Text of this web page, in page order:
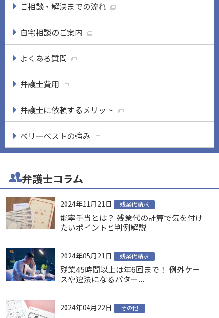
ご相談・解決までの流れ
自宅相談のご案内
よくある質問
弁護士費用
弁護士に依頼するメリット
ベリーベストの強み
弁護士コラム
2024年11月21日 残業代請求
能率手当とは？ 残業代の計算で気を付け
たいポイントと判例解説
2024年05月21日 残業代請求
残業45時間以上は年6回まで！ 例外ケー
スや違法になるパター...
2024年04月22日 その他